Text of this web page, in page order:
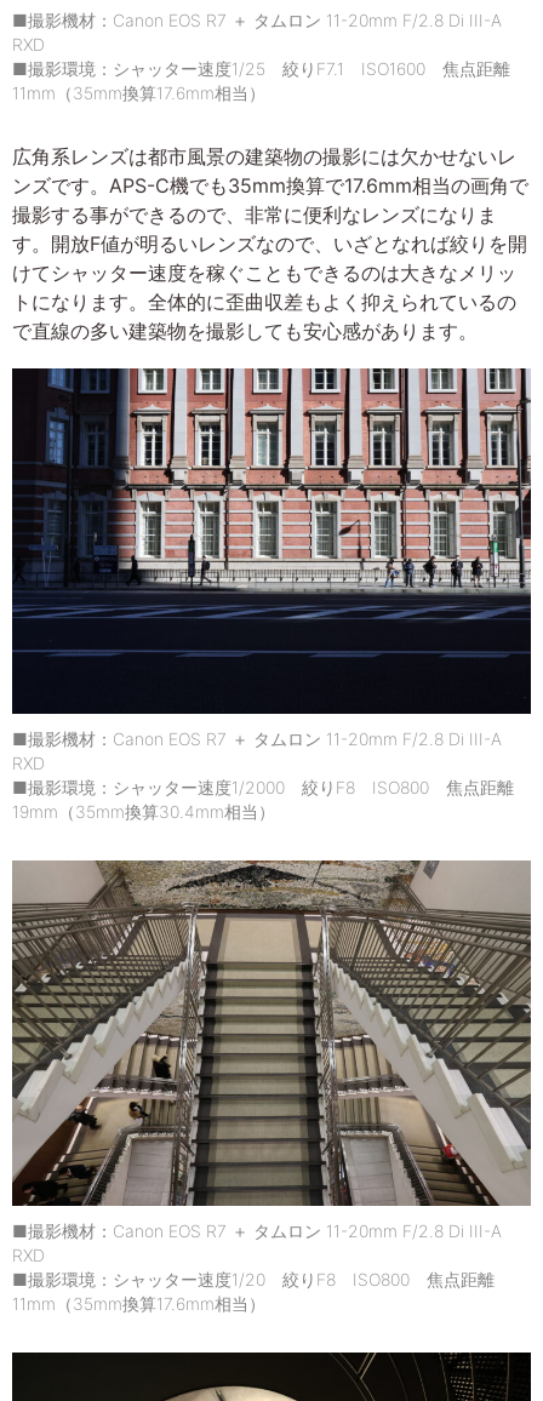
■撮影機材：Canon EOS R7 ＋ タムロン 11-20mm F/2.8 Di III-A
RXD
■撮影環境：シャッター速度1/25 絞りF7.1 ISO1600 焦点距離
11mm（35mm換算17.6mm相当）
広角系レンズは都市風景の建築物の撮影には欠かせないレ
ンズです。APS-C機でも35mm換算で17.6mm相当の画角で
撮影する事ができるので、非常に便利なレンズになりま
す。開放F値が明るいレンズなので、いざとなれば絞りを開
けてシャッター速度を稼ぐこともできるのは大きなメリッ
トになります。全体的に歪曲収差もよく抑えられているの
で直線の多い建築物を撮影しても安心感があります。
■撮影機材：Canon EOS R7 ＋ タムロン 11-20mm F/2.8 Di III-A
RXD
■撮影環境：シャッター速度1/2000 絞りF8 ISO800 焦点距離
19mm（35mm換算30.4mm相当）
■撮影機材：Canon EOS R7 ＋ タムロン 11-20mm F/2.8 Di III-A
RXD
■撮影環境：シャッター速度1/20 絞りF8 ISO800 焦点距離
11mm（35mm換算17.6mm相当）